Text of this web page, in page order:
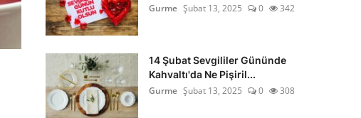
Gurme Şubat 13, 2025 0 342
14 Şubat Sevgililer Gününde
Kahvaltı'da Ne Pişiril...
Gurme Şubat 13, 2025 0 308